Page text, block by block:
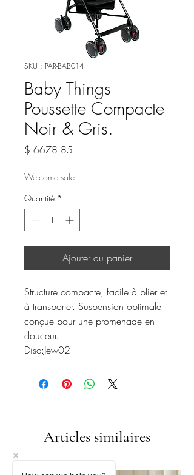
SKU : PAR-BAB014
Baby Things
Poussette Compacte
Noir & Gris.
$ 6678.85
Welcome sale
Quantité *
Ajouter au panier
Structure compacte, facile à plier et
à transporter. Suspension optimale
conçue pour une promenade en
douceur.
Disc:Jew02
Articles similaires